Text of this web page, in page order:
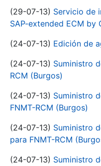
(29-07-13) Servicio de
SAP-extended ECM by
(24-07-13) Edición de
(24-07-13) Suministro
RCM (Burgos)
(24-07-13) Suministro
FNMT-RCM (Burgos)
(24-07-13) Suministro
para FNMT-RCM
(24-07-13) Suministro